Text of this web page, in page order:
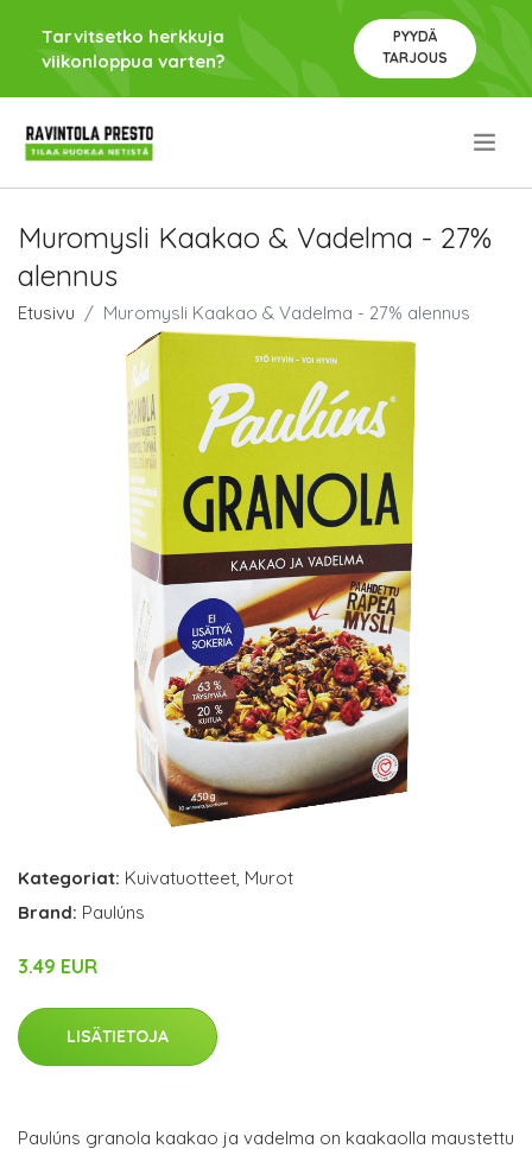
Tarvitsetko herkkuja
viikonloppua varten?
PYYDÄ
TARJOUS
Muromysli Kaakao & Vadelma - 27%
alennus
Etusivu Muromysli Kaakao & Vadelma - 27% alennus
Kategoriat: Kuivatuotteet, Murot
Brand: Paulúns
3.49 EUR
LISÄTIETOJA
Paulúns granola kaakao ja vadelma on kaakaolla maustettu